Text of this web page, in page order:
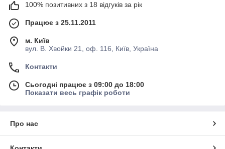
100% позитивних з 18 відгуків за рік
Працює з 25.11.2011
м. Київ
вул. В. Хвойки 21, оф. 116, Київ, Україна
Контакти
Сьогодні працює з 09:00 до 18:00
Показати весь графік роботи
Про нас